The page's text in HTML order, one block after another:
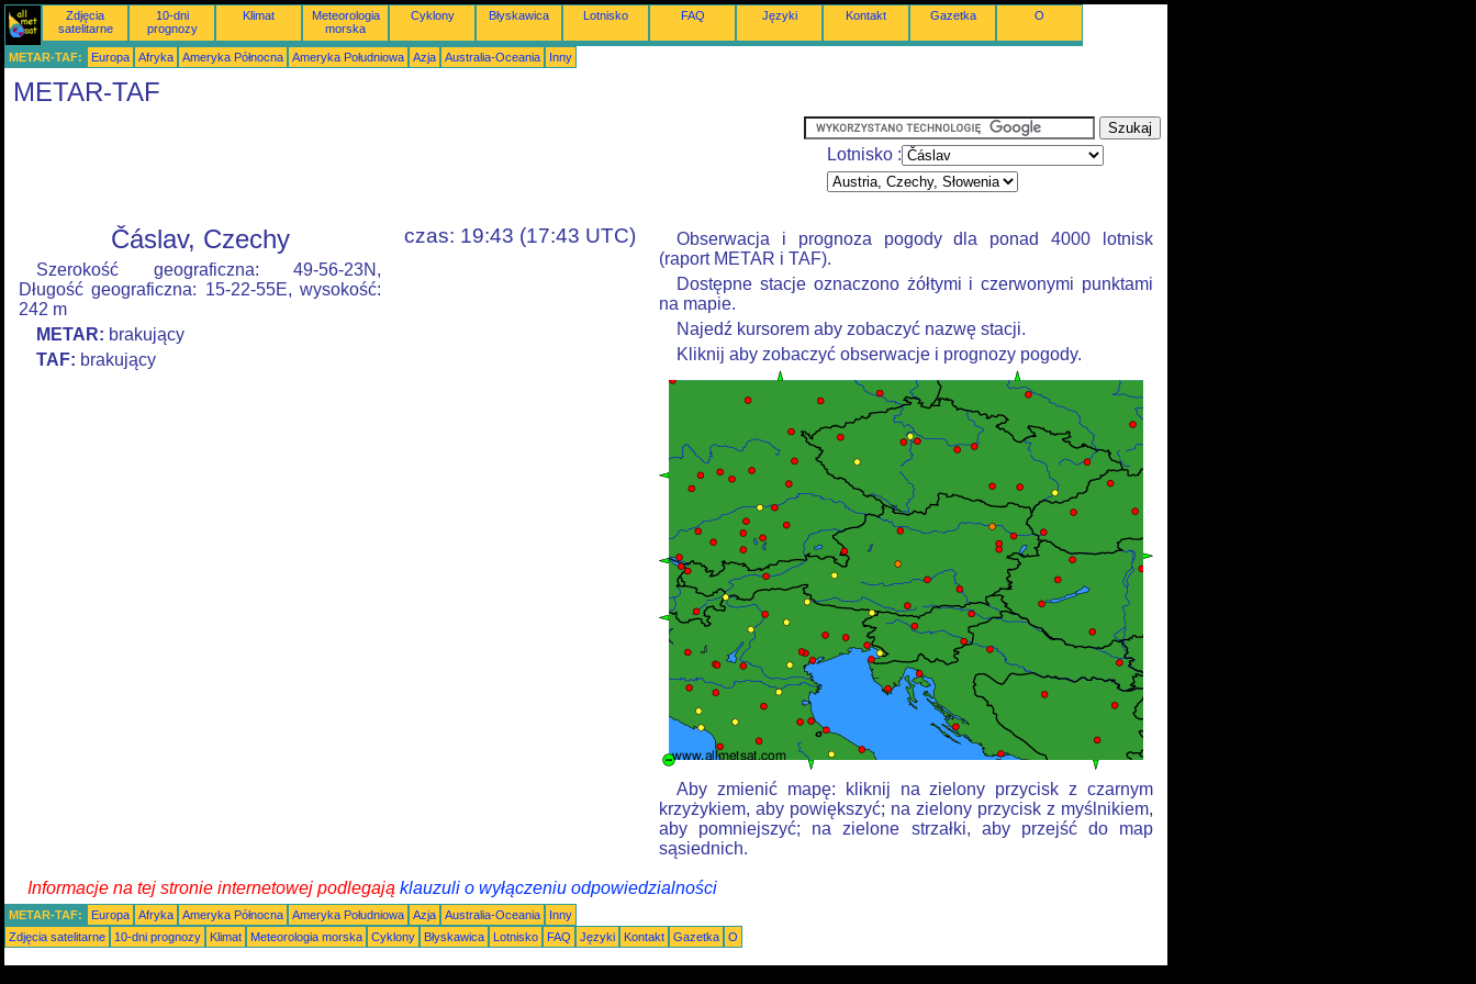
Zdjęcia
satelitarne
10-dni
prognozy
Klimat
Meteorologia
morska
Cyklony Błyskawica Lotnisko FAQ Języki Kontakt Gazetka O
METAR-TAF: Europa Afryka Ameryka Północna Ameryka Południowa Azja Australia-Oceania Inny
METAR-TAF
Lotnisko :
Čáslav, Czechy
Szerokość geograficzna: 49-56-23N,
Długość geograficzna: 15-22-55E, wysokość:
242 m
METAR: brakujący
TAF: brakujący
czas: 19:43 (17:43 UTC)
Obserwacja i prognoza pogody dla ponad 4000 lotnisk
(raport METAR i TAF).
Dostępne stacje oznaczono żółtymi i czerwonymi punktami
na mapie.
Najedź kursorem aby zobaczyć nazwę stacji.
Kliknij aby zobaczyć obserwacje i prognozy pogody.
Aby zmienić mapę: kliknij na zielony przycisk z czarnym
krzyżykiem, aby powiększyć; na zielony przycisk z myślnikiem,
aby pomniejszyć; na zielone strzałki, aby przejść do map
sąsiednich.
Informacje na tej stronie internetowej podlegają klauzuli o wyłączeniu odpowiedzialności
METAR-TAF: Europa Afryka Ameryka Północna Ameryka Południowa Azja Australia-Oceania
Inny
Zdjęcia satelitarne
10-dni prognozy Klimat Meteorologia morska Cyklony Błyskawica Lotnisko FAQ Języki Kontakt Gazetka O